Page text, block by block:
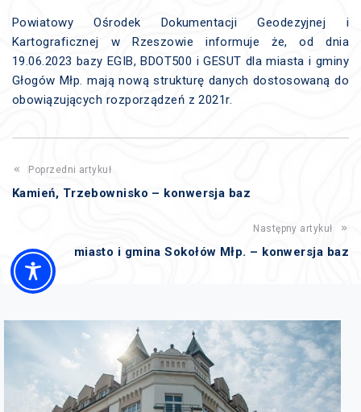
Powiatowy Ośrodek Dokumentacji Geodezyjnej i
Kartograficznej w Rzeszowie informuje że, od dnia
19.06.2023 bazy EGIB, BDOT500 i GESUT dla miasta i gminy
Głogów Młp. mają nową strukturę danych dostosowaną do
obowiązujących rozporządzeń z 2021r.
Poprzedni artykuł
Kamień, Trzebownisko – konwersja baz
Następny artykuł
miasto i gmina Sokołów Młp. – konwersja baz